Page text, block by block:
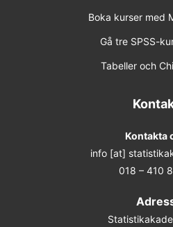
Boka kurser med
Gå tre SPSS-
Tabeller och
Kontakta
info [at]
018 – 410